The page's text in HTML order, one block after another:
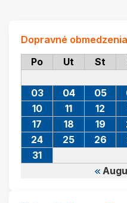
Dopravné obmedzenia
Po
Ut St
03
04 05
10
11 12
17
18 19
24
25 26
31